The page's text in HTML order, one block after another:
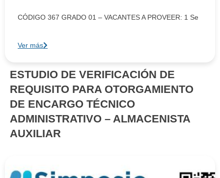
CÓDIGO 367 GRADO 01 – VACANTES A PROVEER: 1 Se
Ver más
ESTUDIO DE VERIFICACIÓN DE
REQUISITO PARA OTORGAMIENTO
DE ENCARGO TÉCNICO
ADMINISTRATIVO – ALMACENISTA
AUXILIAR